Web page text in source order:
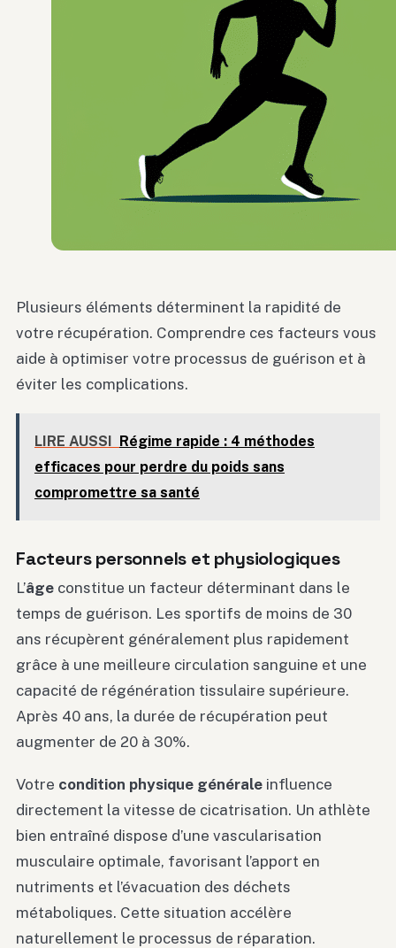
Plusieurs éléments déterminent la rapidité de
votre récupération. Comprendre ces facteurs vous
aide à optimiser votre processus de guérison et à
éviter les complications.
LIRE AUSSI
Régime rapide : 4 méthodes
efficaces pour perdre du poids sans
compromettre sa santé
Facteurs personnels et physiologiques
L’âge constitue un facteur déterminant dans le
temps de guérison. Les sportifs de moins de 30
ans récupèrent généralement plus rapidement
grâce à une meilleure circulation sanguine et une
capacité de régénération tissulaire supérieure.
Après 40 ans, la durée de récupération peut
augmenter de 20 à 30%.
Votre condition physique générale influence
directement la vitesse de cicatrisation. Un athlète
bien entraîné dispose d’une vascularisation
musculaire optimale, favorisant l’apport en
nutriments et l’évacuation des déchets
métaboliques. Cette situation accélère
naturellement le processus de réparation.